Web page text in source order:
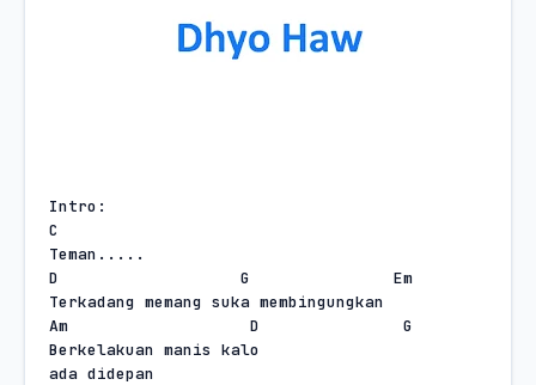
Intro:
C
Teman.....
D
G
Em
Terkadang memang suka membingungkan
Am
D
G
Berkelakuan manis kalo
ada didepan